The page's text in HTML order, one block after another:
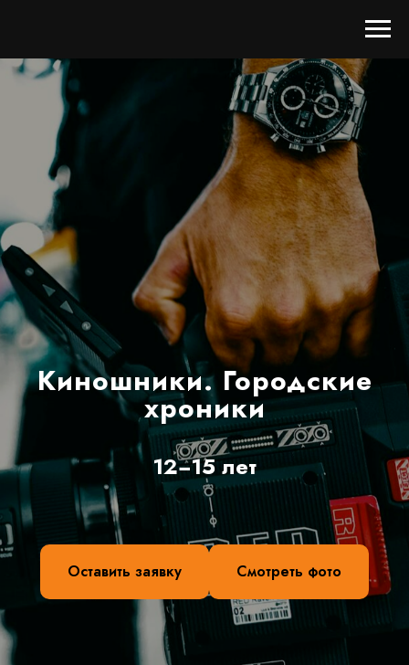
Киношники. Городские
хроники
12−15 лет
Оставить заявку Смотреть фото